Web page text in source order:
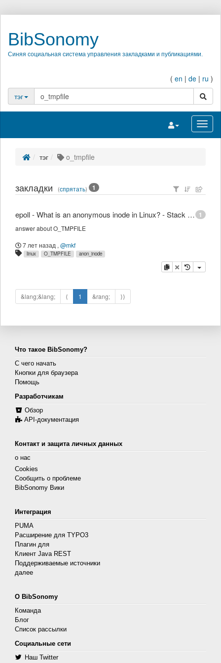
BibSonomy
Синяя социальная система управления закладками и публикациями.
( en | de | ru )
тэг
поиск
Переключить
тэг o_tmpfile
закладки (спрятать) 1
1
epoll - What is an anonymous inode in Linux? - Stack Overflow
answer about O_TMPFILE
7 лет назад , @mkf
linux O_TMPFILE anon_inode
копировать
удалить
&lang;&lang; ⟨ 1 &rang; ⟩⟩
Что такое BibSonomy?
С чего начать
Кнопки для браузера
Помощь
Разработчикам
Обзор
API-документация
Контакт и защита личных данных
о нас
Cookies
Сообщить о проблеме
BibSonomy Вики
Интеграция
PUMA
Расширение для TYPO3
Плагин для
Клиент Java REST
Поддерживаемые источники
далее
О BibSonomy
Команда
Блог
Список рассылки
Социальные сети
Наш Twitter